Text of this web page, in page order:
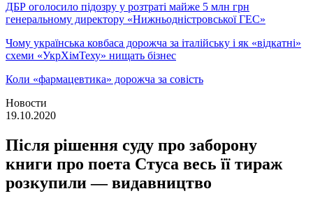
ДБР оголосило підозру у розтраті майже 5 млн грн
генеральному директору «Нижньодністровської ГЕС»
Чому українська ковбаса дорожча за італійську і як «відкатні»
схеми «УкрХімТеху» нищать бізнес
Коли «фармацевтика» дорожча за совість
Новости
19.10.2020
Після рішення суду про заборону
книги про поета Стуса весь її тираж
розкупили — видавництво